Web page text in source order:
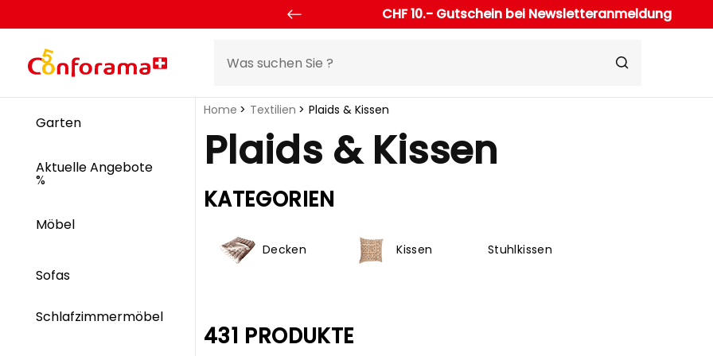
CHF 10.- Gutschein bei Newsletteranmeldung
Garten
Aktuelle Angebote
%
Möbel
Sofas
Schlafzimmermöbel
Home Textilien Plaids & Kissen
Plaids & Kissen
KATEGORIEN
Decken Kissen Stuhlkissen
431 PRODUKTE